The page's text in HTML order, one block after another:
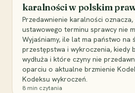
karalności w polskim
Przedawnienie karalności oznacza,
ustawowego terminu sprawcy nie
Wyjaśniamy, ile lat ma państwo na
przestępstwa i wykroczenia, kiedy
wydłuża i które czyny nie
oparciu o aktualne brzmienie
Kodeksu wykroczeń.
8 min czytania